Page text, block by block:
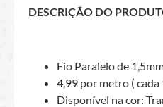
DESCRIÇÃO DO
Fio Paralelo de
4,99 por metro ( cada
Disponível na cor: